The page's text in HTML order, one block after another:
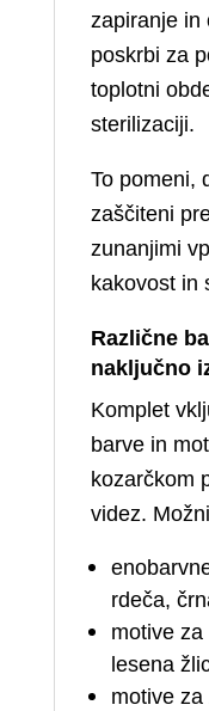
zapiranje in
poskrbi za
toplotni
sterilizaciji.
To pomeni,
zaščiteni
zunanjimi
kakovost in
Različne
naključno
Komplet
barve in
kozarčkom
videz.
rdeča,
motive
lesena
motive